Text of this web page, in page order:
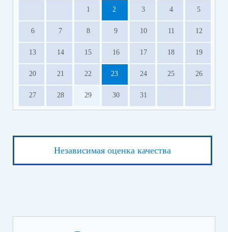
Посетите культурные мероприятия
Получите помощь от фонда "Защитники
Отечества"
Прекратите или приостановите ИП участника
1 2 3 4 5
6 7 8 9 10 11 12
13 14 15 16 17 18 19
20 21 22 23 24 25 26
27 28 29 30 31
Независимая оценка качества